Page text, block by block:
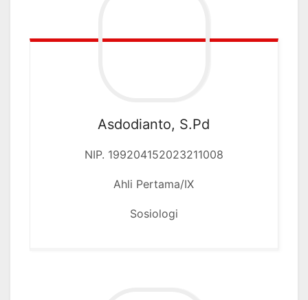
Asdodianto, S.Pd
NIP. 199204152023211008
Ahli Pertama/IX
Sosiologi